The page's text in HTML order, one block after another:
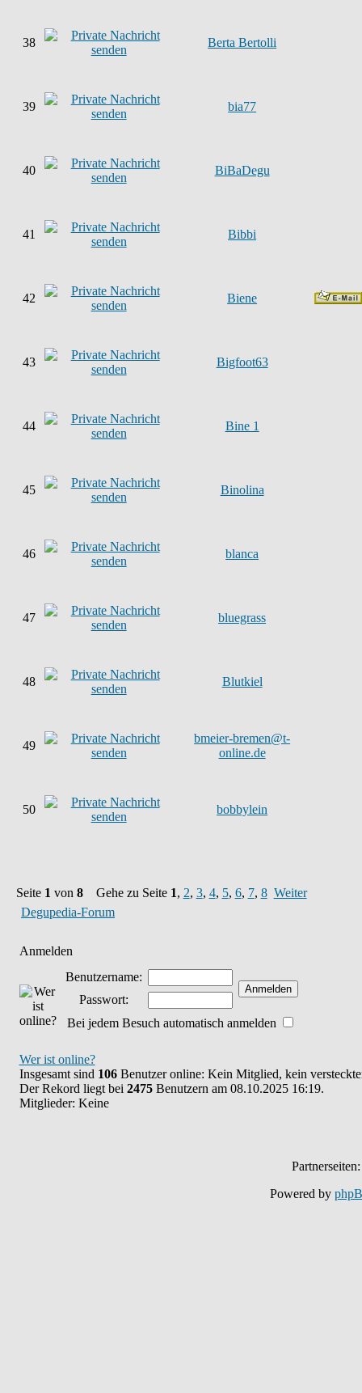
38 Berta Bertolli
39 bia77
40 BiBaDegu
41 Bibbi
42 Biene
43 Bigfoot63
44 Bine 1
45 Binolina
46 blanca
47 bluegrass
48 Blutkiel
49
bmeier-bremen@t-
online.de
50 bobbylein
Seite 1 von 8Gehe zu Seite 1, 2, 3, 4, 5, 6, 7, 8 Weiter
Degupedia-Forum
Anmelden
Benutzername:
Passwort:
Bei jedem Besuch automatisch anmelden
Wer ist online?
Insgesamt sind 106Benutzer online: Kein Mitglied, kein
Der Rekord liegt bei 2475Benutzern am 08.10.2025 16:19.
Mitglieder: Keine
Powered by